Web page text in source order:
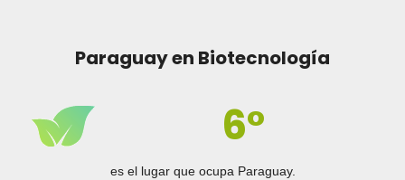
Paraguay en Biotecnología
6°
es el lugar que ocupa Paraguay.